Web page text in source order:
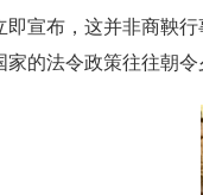
宣布，这并非商鞅
的法令政策往往朝